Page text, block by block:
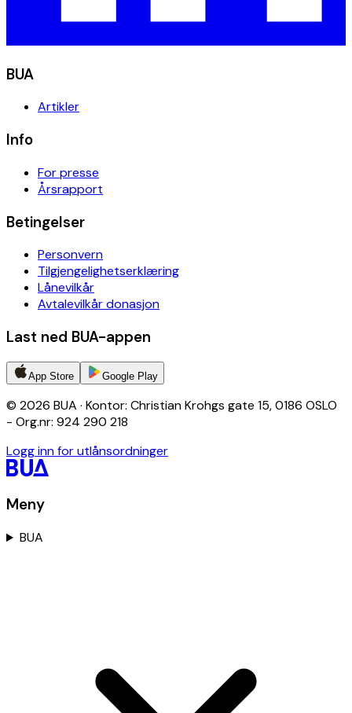
BUA
Artikler
Info
For presse
Årsrapport
Betingelser
Personvern
Tilgjengelighetserklæring
Lånevilkår
Avtalevilkår donasjon
Last ned BUA-appen
App Store Google Play
© 2026 BUA · Kontor: Christian Krohgs gate 15, 0186 OSLO
- Org.nr: 924 290 218
Logg inn for utlånsordninger
Meny
BUA